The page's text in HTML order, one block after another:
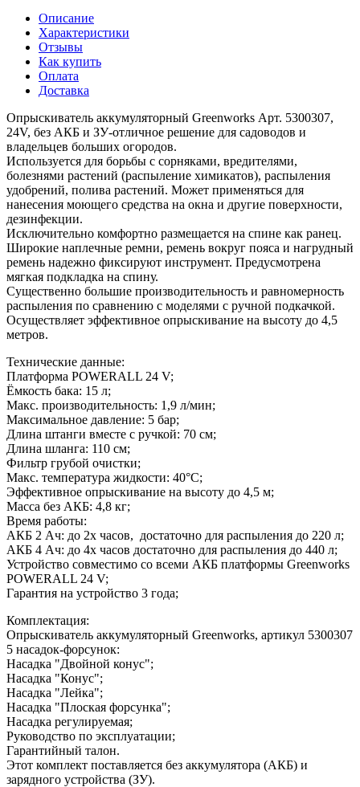
Описание
Характеристики
Отзывы
Как купить
Оплата
Доставка
Опрыскиватель аккумуляторный Greenworks Арт. 5300307,
24V, без АКБ и ЗУ-отличное решение для садоводов и
владельцев больших огородов.
Используется для борьбы с сорняками, вредителями,
болезнями растений (распыление химикатов), распыления
удобрений, полива растений. Может применяться для
нанесения моющего средства на окна и другие поверхности,
дезинфекции.
Исключительно комфортно размещается на спине как ранец.
Широкие наплечные ремни, ремень вокруг пояса и нагрудный
ремень надежно фиксируют инструмент. Предусмотрена
мягкая подкладка на спину.
Существенно большие производительность и равномерность
распыления по сравнению с моделями с ручной подкачкой.
Осуществляет эффективное опрыскивание на высоту до 4,5
метров.
Технические данные:
Платформа POWERALL 24 V;
Ёмкость бака: 15 л;
Макс. производительность: 1,9 л/мин;
Максимальное давление: 5 бар;
Длина штанги вместе с ручкой: 70 см;
Длина шланга: 110 см;
Фильтр грубой очистки;
Макс. температура жидкости: 40°C;
Эффективное опрыскивание на высоту до 4,5 м;
Масса без АКБ: 4,8 кг;
Время работы:
АКБ 2 Ач: до 2х часов, достаточно для распыления до 220 л;
АКБ 4 Ач: до 4х часов достаточно для распыления до 440 л;
Устройство совместимо со всеми АКБ платформы Greenworks
POWERALL 24 V;
Гарантия на устройство 3 года;
Комплектация:
Опрыскиватель аккумуляторный Greenworks, артикул 5300307
5 насадок-форсунок:
Насадка "Двойной конус";
Насадка "Конус";
Насадка "Лейка";
Насадка "Плоская форсунка";
Насадка регулируемая;
Руководство по эксплуатации;
Гарантийный талон.
Этот комплект поставляется без аккумулятора (АКБ) и
зарядного устройства (ЗУ).